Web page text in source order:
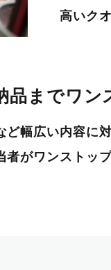
高いク
品までワン
幅広い内容に対
がワンストッ